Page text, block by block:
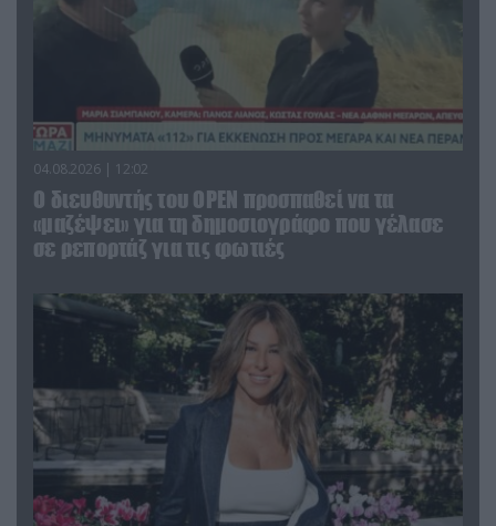
04.08.2026 | 12:02
O διευθυντής του OPEN προσπαθεί να τα
«μαζέψει» για τη δημοσιογράφο που γέλασε
σε ρεπορτάζ για τις φωτιές